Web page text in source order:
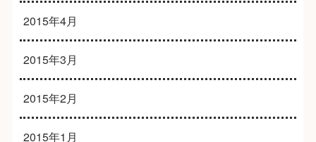
2015年4月
2015年3月
2015年2月
2015年1月